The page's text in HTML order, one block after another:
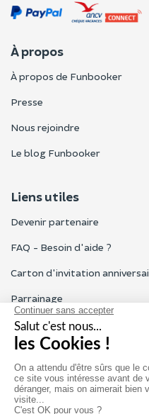
À propos
À propos de Funbooker
Presse
Nous rejoindre
Le blog Funbooker
Liens utiles
Devenir partenaire
FAQ - Besoin d'aide ?
Carton d'invitation
Parrainage
Tous les avis Funbooker
Particuliers,
Notre service client est